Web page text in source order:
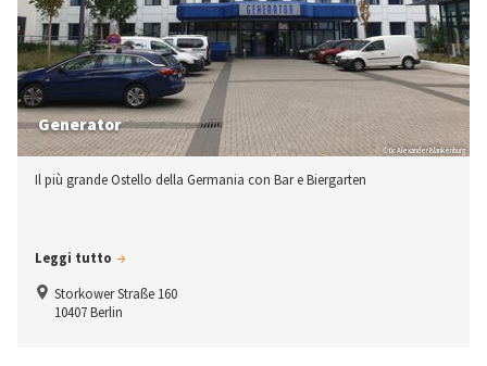
© tic Alexander Blankenburg
Generator
Il più grande Ostello della Germania con Bar e Biergarten
Leggi tutto
Storkower Straße 160
10407 Berlin